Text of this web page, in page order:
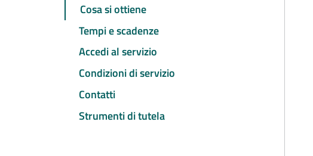
Cosa si ottiene
Tempi e scadenze
Accedi al servizio
Condizioni di servizio
Contatti
Strumenti di tutela